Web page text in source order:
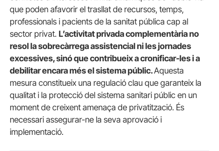
que poden afavorir el trasllat de recursos, temps,
professionals i pacients de la sanitat pública cap al
sector privat. L’activitat privada complementària no
resol la sobrecàrrega assistencial ni les jornades
excessives, sinó que contribueix a cronificar-les i a
debilitar encara més el sistema públic.Aquesta
mesura constitueix una regulació clau que garanteix la
qualitat i la protecció del sistema sanitari públic en un
moment de creixent amenaça de privatització. És
necessari assegurar-ne la seva aprovació i
implementació.